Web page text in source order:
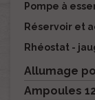
Pompe à
Réservoir et
Rhéostat -
Allumage
Ampoules